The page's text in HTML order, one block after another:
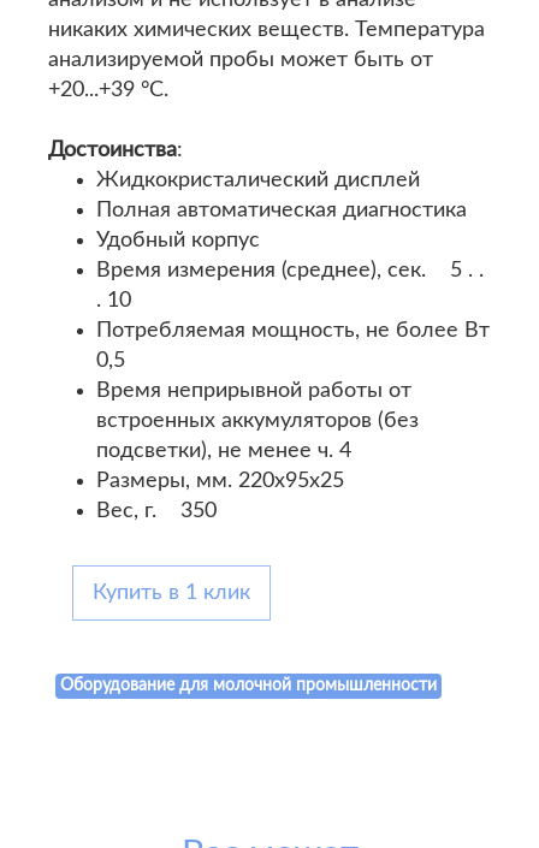
никаких химических веществ. Температура
анализируемой пробы может быть от
+20...+39 °С.
Достоинства:
Жидкокристалический дисплей
Полная автоматическая диагностика
Удобный корпус
Время измерения (среднее), сек. 5 . .
. 10
Потребляемая мощность, не более Вт
0,5
Время неприрывной работы от
встроенных аккумуляторов (без
подсветки), не менее ч. 4
Размеры, мм. 220х95х25
Вес, г. 350
Купить в 1 клик
Оборудование для молочной промышленности